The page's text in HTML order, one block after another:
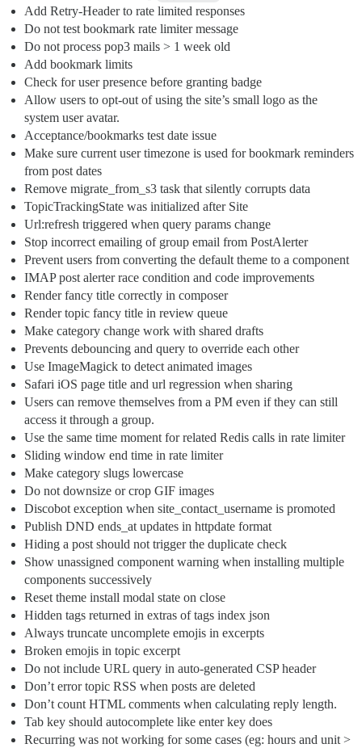
Add Retry-Header to rate limited responses
Do not test bookmark rate limiter message
Do not process pop3 mails > 1 week old
Add bookmark limits
Check for user presence before granting badge
Allow users to opt-out of using the site’s small logo as the
system user avatar.
Acceptance/bookmarks test date issue
Make sure current user timezone is used for bookmark reminders
from post dates
Remove migrate_from_s3 task that silently corrupts data
TopicTrackingState was initialized after Site
Url:refresh triggered when query params change
Stop incorrect emailing of group email from PostAlerter
Prevent users from converting the default theme to a component
IMAP post alerter race condition and code improvements
Render fancy title correctly in composer
Render topic fancy title in review queue
Make category change work with shared drafts
Prevents debouncing and query to override each other
Use ImageMagick to detect animated images
Safari iOS page title and url regression when sharing
Users can remove themselves from a PM even if they can still
access it through a group.
Use the same time moment for related Redis calls in rate limiter
Sliding window end time in rate limiter
Make category slugs lowercase
Do not downsize or crop GIF images
Discobot exception when site_contact_username is promoted
Publish DND ends_at updates in httpdate format
Hiding a post should not trigger the duplicate check
Show unassigned component warning when installing multiple
components successively
Reset theme install modal state on close
Hidden tags returned in extras of tags index json
Always truncate uncomplete emojis in excerpts
Broken emojis in topic excerpt
Do not include URL query in auto-generated CSP header
Don’t error topic RSS when posts are deleted
Don’t count HTML comments when calculating reply length.
Tab key should autocomplete like enter key does
Recurring was not working for some cases (eg: hours and unit >